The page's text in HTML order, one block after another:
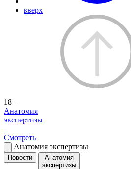
вверх
18+
Анатомия
экспертизы
Смотреть
Анатомия экспертизы
Новости
Анатомия
экспертизы